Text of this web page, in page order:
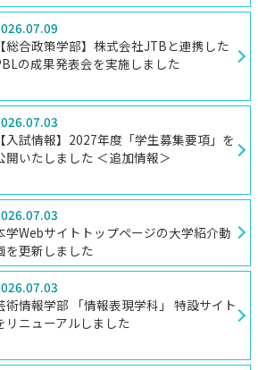
【総合政策学部】株式会社JTBと連携した
の成果発表会を実施しました
【入試情報】2027年度「学生募集要項」を
開いたしました ＜追加情報＞
学Webサイトトップページの大学紹介動
を更新しました
術情報学部 「情報表現学科」 特設サイト
リニューアルしました